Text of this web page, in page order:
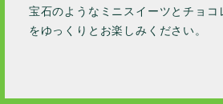
宝石のようなミニスイーツとチョ
をゆっくりとお楽しみください。